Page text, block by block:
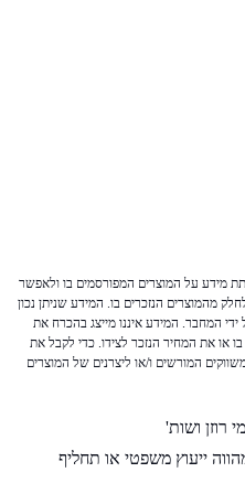
מידע על המוצרים המפורסמים בו ולאפשר
מהמוצרים הנזכרים בו. המידע שניתן נכון
המחבר. המידע איננו מייצג בהכרח את
או את המחיר הנזכר לצידו. כדי לקבל את
המורשים ו/או ליצרנים של המוצרים
ייעוץ משפטי או תחליף